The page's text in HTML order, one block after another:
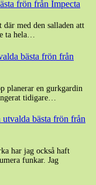
frön från Impecta
med den salladen att
ta hela…
bästa frön från
planerar en gurkgardin
tidigare…
bästa frön från
har jag också haft
funkar. Jag